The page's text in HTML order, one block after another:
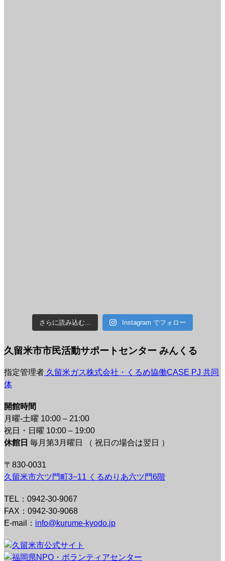
さらに読み込む... Instagram でフォロー
久留米市市民活動サポートセンター みんくる
指定管理者 久留米ガス株式会社・くるめ協働CASE PJ 共同
体
開館時間
月曜-土曜 10:00 – 21:00
祝日・日曜 10:00 – 19:00
休館日 毎月第3月曜日 （ 祝日の場合は翌日 ）
〒830-0031
久留米市六ツ門町3−11 くるめりあ六ツ門6階
TEL：0942-30-9067
FAX：0942-30-9068
E-mail： info@kurume-kyodo.jp